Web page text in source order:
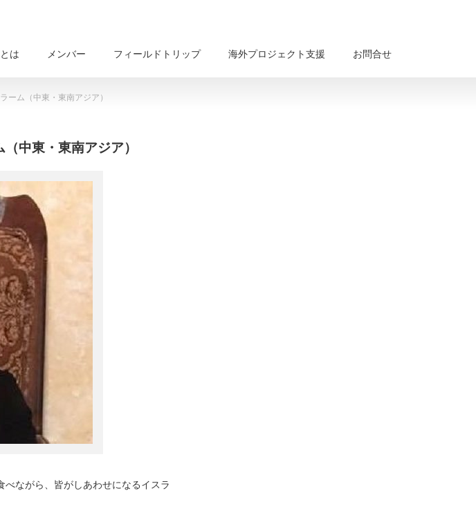
は メンバー フィールドトリップ 海外プロジェクト支援 お問合せ
ーム（中東・東南アジア）
中東・東南アジア）
ながら、皆がしあわせになるイスラ